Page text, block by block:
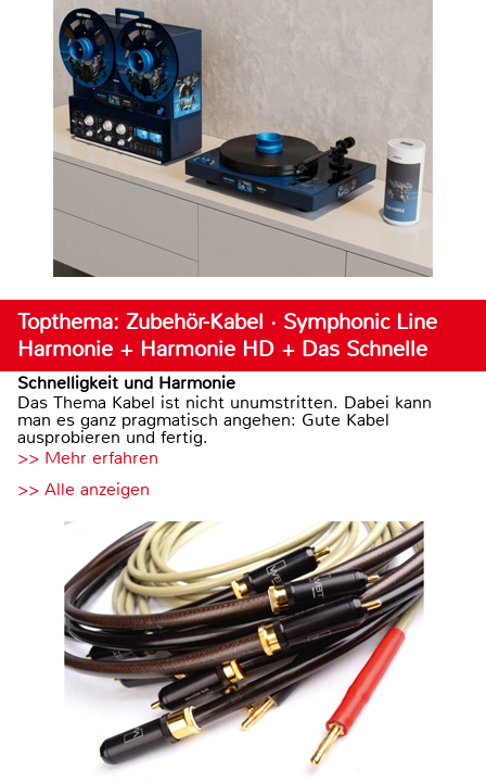
Topthema: Zubehör-Kabel · Symphonic Line
Harmonie + Harmonie HD + Das Schnelle
Schnelligkeit und Harmonie
Das Thema Kabel ist nicht unumstritten. Dabei kann
man es ganz pragmatisch angehen: Gute Kabel
ausprobieren und fertig.
>> Mehr erfahren
>> Alle anzeigen